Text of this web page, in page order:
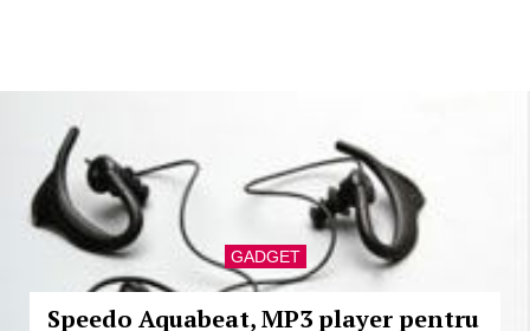
GADGET
Speedo Aquabeat, MP3 player pentru